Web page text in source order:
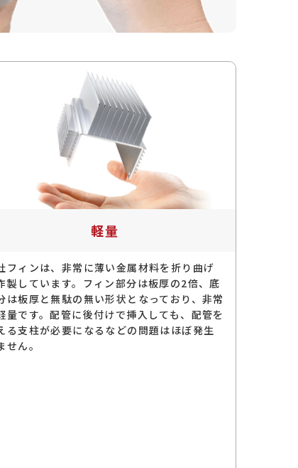
軽量
フィンは、非常に薄い金属材料を折り曲げ
製しています。フィン部分は板厚の2倍、底
は板厚と無駄の無い形状となっており、非常
量です。配管に後付けで挿入しても、配管を
る支柱が必要になるなどの問題はほぼ発生
せん。